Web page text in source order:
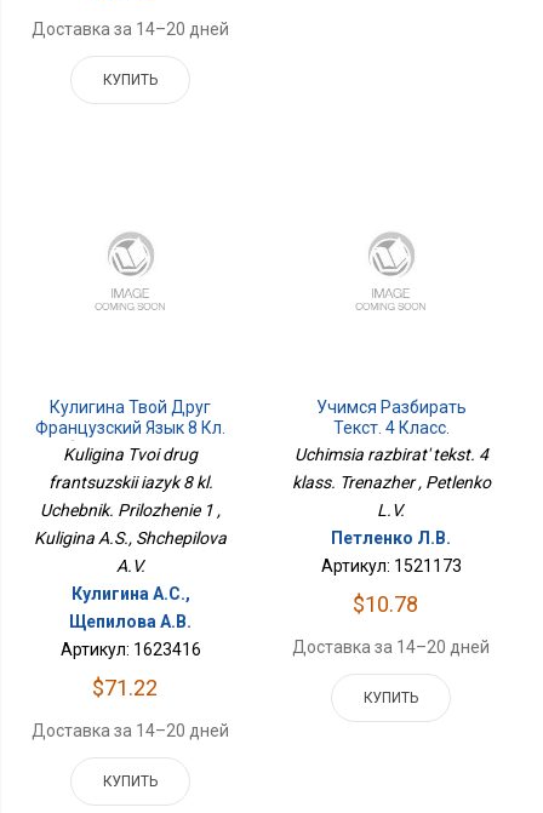
Доставка за 14–20 дней
КУПИТЬ
Кулигина Твой Друг
Французский Язык 8 Кл.
Учебник. Приложение 1
Kuligina Tvoi drug
frantsuzskii iazyk 8 kl.
Uchebnik. Prilozhenie 1 ,
Kuligina A.S., Shchepilova
A.V.
Кулигина А.С.,
Щепилова А.В.
Артикул: 1623416
$71.22
Доставка за 14–20 дней
КУПИТЬ
Учимся Разбирать
Текст. 4 Класс.
Тренажёр
Uchimsia razbirat' tekst. 4
klass. Trenazher , Petlenko
L.V.
Петленко Л.В.
Артикул: 1521173
$10.78
Доставка за 14–20 дней
КУПИТЬ